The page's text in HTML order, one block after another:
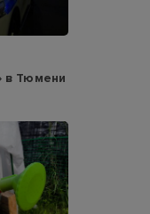
в Тюмени